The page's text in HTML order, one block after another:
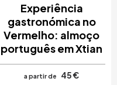
Experiência
gastronómica no
Vermelho: almoço
português em Xtian
a partir de
45 €